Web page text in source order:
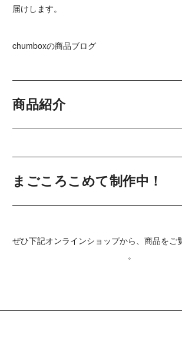
届けします。
chumboxの商品ブログ
商品紹介
まごころこめて制作中！
ぜひ下記オンラインショップから、商品をご
。